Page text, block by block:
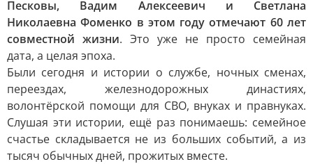
Песковы, Вадим Алексеевич и Светлана
Николаевна Фоменко в этом году отмечают 60 лет
совместной жизни. Это уже не просто семейная
дата, а целая эпоха.
Были сегодня и истории о службе, ночных сменах,
переездах, железнодорожных династиях,
волонтёрской помощи для СВО, внуках и правнуках.
Слушая эти истории, ещё раз понимаешь: семейное
счастье складывается не из больших событий, а из
тысяч обычных дней, прожитых вместе.